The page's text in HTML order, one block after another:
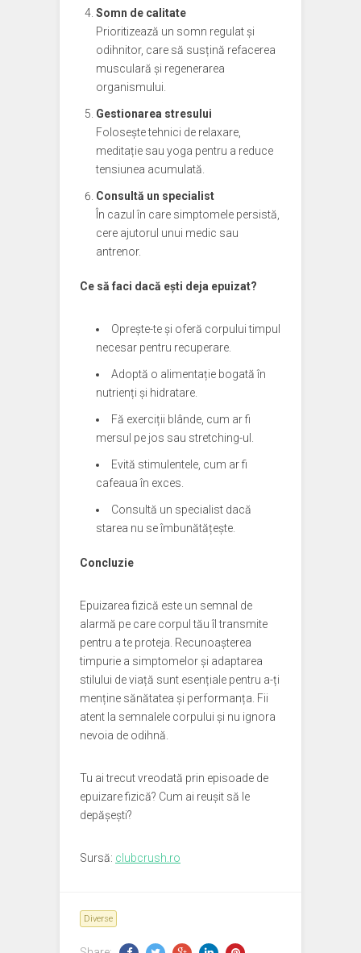
Somn de calitate
Prioritizează un somn regulat și
odihnitor, care să susțină refacerea
musculară și regenerarea
organismului.
Gestionarea stresului
Folosește tehnici de relaxare,
meditație sau yoga pentru a reduce
tensiunea acumulată.
Consultă un specialist
În cazul în care simptomele persistă,
cere ajutorul unui medic sau
antrenor.
Ce să faci dacă ești deja epuizat?
Oprește-te și oferă corpului timpul
necesar pentru recuperare.
Adoptă o alimentație bogată în
nutrienți și hidratare.
Fă exerciții blânde, cum ar fi
mersul pe jos sau stretching-ul.
Evită stimulentele, cum ar fi
cafeaua în exces.
Consultă un specialist dacă
starea nu se îmbunătățește.
Concluzie
Epuizarea fizică este un semnal de
alarmă pe care corpul tău îl transmite
pentru a te proteja. Recunoașterea
timpurie a simptomelor și adaptarea
stilului de viață sunt esențiale pentru a-ți
menține sănătatea și performanța. Fii
atent la semnalele corpului și nu ignora
nevoia de odihnă.
Tu ai trecut vreodată prin episoade de
epuizare fizică? Cum ai reușit să le
depășești?
Sursă: clubcrush.ro
Diverse